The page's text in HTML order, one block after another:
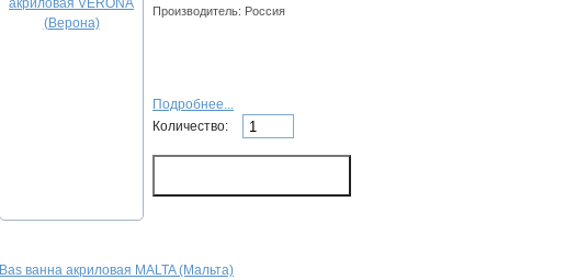
Производитель: Россия
Подробнее...
Количество:
Bas ванна акриловая MALTA (Мальта)